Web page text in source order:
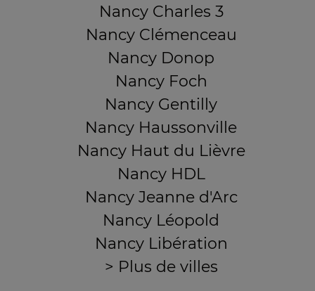
Nancy Charles 3
Nancy Clémenceau
Nancy Donop
Nancy Foch
Nancy Gentilly
Nancy Haussonville
Nancy Haut du Lièvre
Nancy HDL
Nancy Jeanne d'Arc
Nancy Léopold
Nancy Libération
> Plus de villes